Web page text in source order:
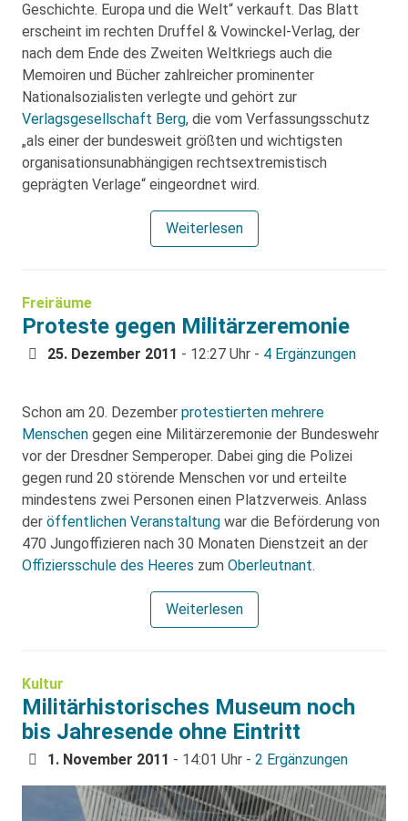
Geschichte. Europa und die Welt“ verkauft. Das Blatt
erscheint im rechten Druffel & Vowinckel-Verlag, der
nach dem Ende des Zweiten Weltkriegs auch die
Memoiren und Bücher zahlreicher prominenter
Nationalsozialisten verlegte und gehört zur
Verlagsgesellschaft Berg, die vom Verfassungsschutz
„als einer der bundesweit größten und wichtigsten
organisationsunabhängigen rechtsextremistisch
geprägten Verlage“ eingeordnet wird.
Weiterlesen
Freiräume
Proteste gegen Militärzeremonie
25. Dezember 2011 - 12:27 Uhr - 4 Ergänzungen
Schon am 20. Dezember protestierten mehrere
Menschen gegen eine Militärzeremonie der Bundeswehr
vor der Dresdner Semperoper. Dabei ging die Polizei
gegen rund 20 störende Menschen vor und erteilte
mindestens zwei Personen einen Platzverweis. Anlass
der öffentlichen Veranstaltung war die Beförderung von
470 Jungoffizieren nach 30 Monaten Dienstzeit an der
Offiziersschule des Heeres zum Oberleutnant.
Weiterlesen
Kultur
Militärhistorisches Museum noch
bis Jahresende ohne Eintritt
1. November 2011 - 14:01 Uhr - 2 Ergänzungen